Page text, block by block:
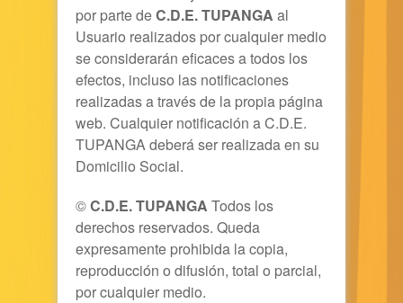
por parte deC.D.E. TUPANGA al
Usuario realizados por cualquier medio
se considerarán eficaces a todos los
efectos, incluso las notificaciones
realizadas a través de la propia página
web. Cualquier notificación aC.D.E.
TUPANGAdeberá ser realizada en su
Domicilio Social.
©C.D.E. TUPANGA Todos los
derechos reservados. Queda
expresamente prohibida la copia,
reproducción o difusión, total o parcial,
por cualquier medio.